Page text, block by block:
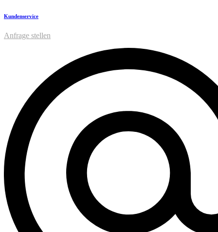
Kundenservice
Anfrage stellen